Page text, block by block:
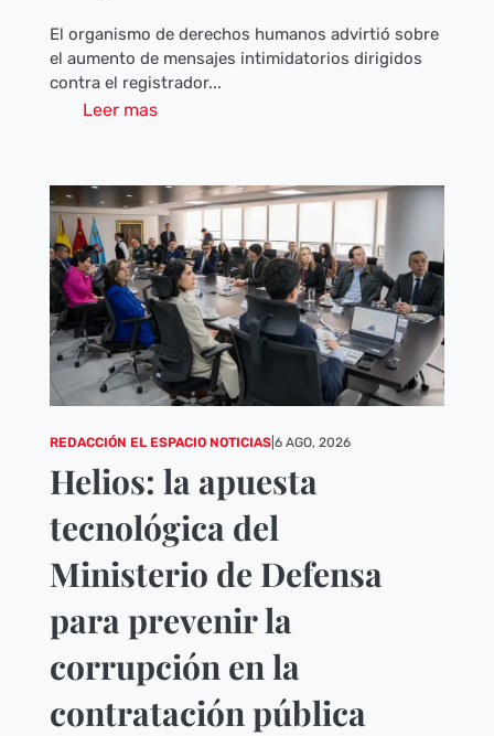
El organismo de derechos humanos advirtió sobre
el aumento de mensajes intimidatorios dirigidos
contra el registrador...
Leer mas
REDACCIÓN EL ESPACIO NOTICIAS| 6 AGO, 2026
Helios: la apuesta
tecnológica del
Ministerio de Defensa
para prevenir la
corrupción en la
contratación pública